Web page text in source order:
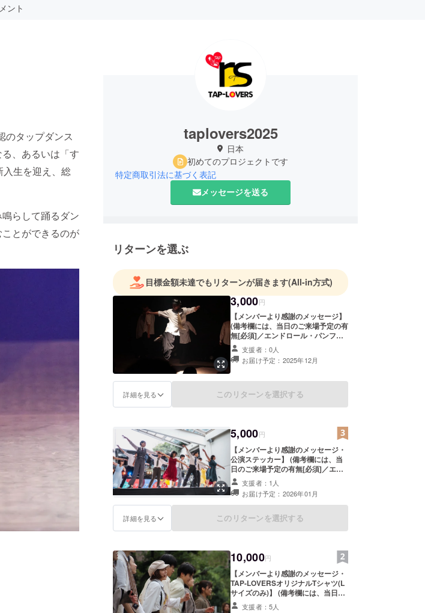
ント
タップダンス
、あるいは「す
生を迎え、総
らして踊るダン
とができるのが
taplovers2025
日本
初めてのプロジェクトです
特定商取引法に基づく表記
メッセージを送る
リターンを選ぶ
目標金額未達でもリターンが届きます(All-in方式)
3,000円
【メンバーより感謝のメッセージ】
(備考欄には、当日のご来場予定の有
無[必須]／エンドロール・パンフ
レットに掲載するお名前[任意]をご
記載ください)
支援者：0人
お届け予定：2025年12月
詳細を見る このリターンを選択する
5,000円
【メンバーより感謝のメッセージ・
公演ステッカー】 (備考欄には、当
日のご来場予定の有無[必須]／エン
ドロール・パンフレットに掲載する
お名前[任意]をご記載ください)
支援者：1人
お届け予定：2026年01月
詳細を見る このリターンを選択する
10,000円
【メンバーより感謝のメッセージ・
TAP-LOVERSオリジナルTシャツ(L
サイズのみ)】 (備考欄には、当日の
ご来場予定の有無[必須]／エンド
支援者：5人